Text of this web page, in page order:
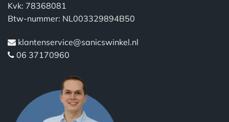
Kvk: 78368081
Btw-nummer: NL003329894B50
klantenservice@sanicswinkel.nl
06 37170960